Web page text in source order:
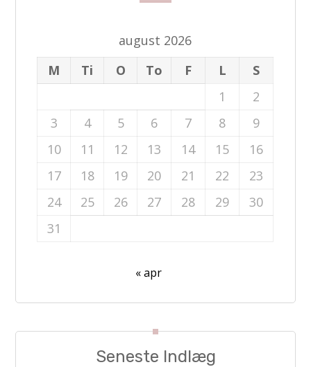
august 2026
M
Ti O To F L
S
1
2
3
4 5 6 7 8
9
10
11 12 13 14 15
16
17
18 19 20 21 22
23
24
25 26 27 28 29
30
31
« apr
Seneste Indlæg